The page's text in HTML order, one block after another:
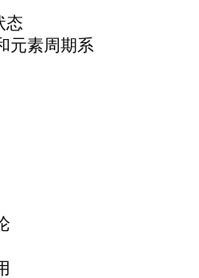
态
元素周期系